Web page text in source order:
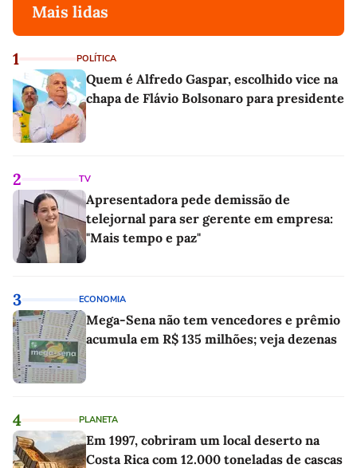
Mais lidas
1 POLÍTICA
Quem é Alfredo Gaspar, escolhido vice na
chapa de Flávio Bolsonaro para presidente
2 TV
Apresentadora pede demissão de
telejornal para ser gerente em empresa:
"Mais tempo e paz"
3 ECONOMIA
Mega-Sena não tem vencedores e prêmio
acumula em R$ 135 milhões; veja dezenas
4 PLANETA
Em 1997, cobriram um local deserto na
Costa Rica com 12.000 toneladas de cascas